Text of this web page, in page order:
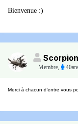
Bienvenue :)
Membre,
Merci à chacun d'entre vous